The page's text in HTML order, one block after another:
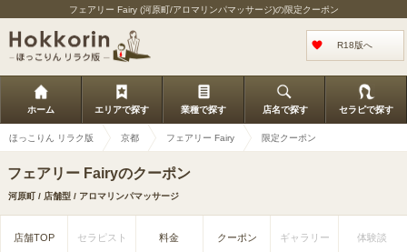
フェアリー Fairy (河原町/アロマリンパマッサージ)の限定クーポン
R18版へ
ホーム エリアで探す 業種で探す 店名で探す セラピで探す
ほっこりん リラク版 京都 フェアリー Fairy 限定クーポン
フェアリー Fairyのクーポン
河原町 / 店舗型 / アロマリンパマッサージ
店舗TOP セラピスト 料金 クーポン ギャラリー 体験談